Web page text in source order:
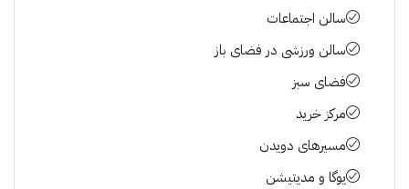
سالن اجتماعات
سالن ورزشی در فضای باز
فضای سبز
مرکز خرید
مسیرهای دویدن
یوگا و مدیتیشن